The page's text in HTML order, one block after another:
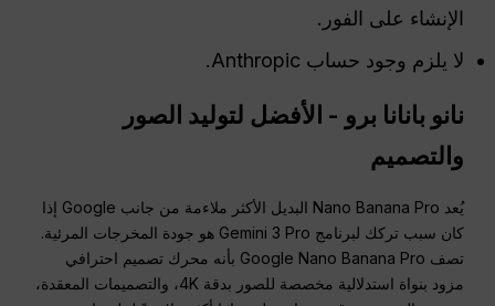
الإنشاء على الفور.
لا يلزم وجود حساب Anthropic.
نانو بانانا برو - الأفضل لتوليد الصور
والتصميم
يُعد Nano Banana Pro البديل الأكثر ملاءمة من جانب Google إذا
كان سبب تركك لبرنامج Gemini 3 Pro هو جودة المخرجات المرئية.
تصف Google Nano Banana Pro بأنه محرك تصميم احترافي
مزود بنواة استدلالية مخصصة للصور بدقة 4K، والتصميمات المعقدة،